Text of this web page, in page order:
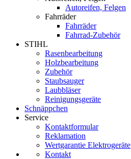
Autoreifen, Felgen
Fahrräder
Fahrräder
Fahrrad-Zubehör
STIHL
Rasenbearbeitung
Holzbearbeitung
Zubehör
Staubsauger
Laubbläser
Reinigungsgeräte
Schnäppchen
Service
Kontaktformular
Reklamation
Wertgarantie Elektrogeräte
Kontakt